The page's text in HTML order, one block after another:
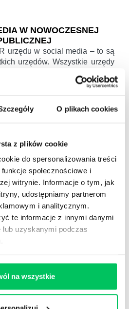
O plikach cookies
z plików cookie
do spersonalizowania treści
społecznościowe i
witrynie. Informacje o tym, jak
udostępniamy partnerom
i analitycznym.
te informacje z innymi danymi
uzyskanymi podczas
na wszystkie
W NOWOCZESNEJ
urzędu w social media – to są
urzędów. Wszystkie urzędy
wizerunku zależy nastawienie
O ROZWIĄZANIA
WIKIGAMMA+
CASE STUDIES